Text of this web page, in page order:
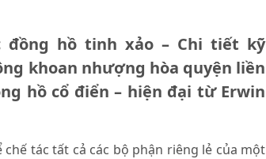
đồng hồ tinh xảo – Chi tiết kỹ
khoan nhượng hòa quyện liền
hồ cổ điển – hiện đại từ Erwin
tác tất cả các bộ phận riêng lẻ của một